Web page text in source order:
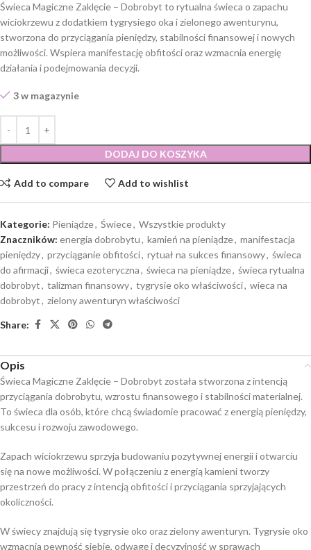
Świeca Magiczne Zaklęcie – Dobrobyt to rytualna świeca o zapachu
wiciokrzewu z dodatkiem tygrysiego oka i zielonego awenturynu,
stworzona do przyciągania pieniędzy, stabilności finansowej i nowych
możliwości. Wspiera manifestację obfitości oraz wzmacnia energię
działania i podejmowania decyzji.
3 w magazynie
DODAJ DO KOSZYKA
Add to compare Add to wishlist
Kategorie: Pieniądze, Świece, Wszystkie produkty
Znaczników: energia dobrobytu, kamień na pieniądze, manifestacja
pieniędzy, przyciąganie obfitości, rytuał na sukces finansowy, świeca
do afirmacji, świeca ezoteryczna, świeca na pieniądze, świeca rytualna
dobrobyt, talizman finansowy, tygrysie oko właściwości, wieca na
dobrobyt, zielony awenturyn właściwości
Share:
Opis
Świeca Magiczne Zaklęcie – Dobrobyt została stworzona z intencją
przyciągania dobrobytu, wzrostu finansowego i stabilności materialnej.
To świeca dla osób, które chcą świadomie pracować z energią pieniędzy,
sukcesu i rozwoju zawodowego.
Zapach wiciokrzewu sprzyja budowaniu pozytywnej energii i otwarciu
się na nowe możliwości. W połączeniu z energią kamieni tworzy
przestrzeń do pracy z intencją obfitości i przyciągania sprzyjających
okoliczności.
W świecy znajdują się tygrysie oko oraz zielony awenturyn. Tygrysie oko
wzmacnia pewność siebie, odwagę i decyzyjność w sprawach